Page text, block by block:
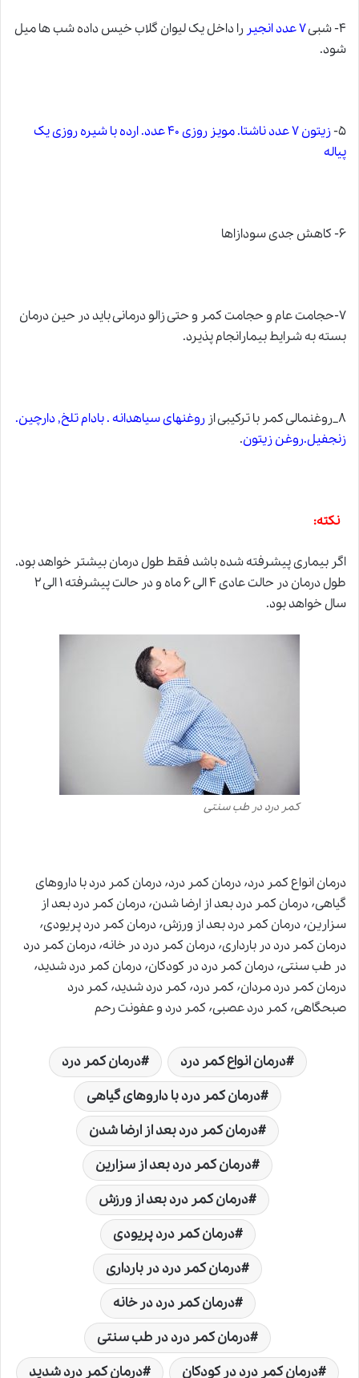
۴- شبی ۷ عدد انجیر
را داخل یک لیوان گلاب خیس داده شب ها میل
شود.
۵-
زیتون ۷ عدد ناشتا. مویز روزی ۴۰ عدد. ارده با شیره روزی یک
پیاله
۶- کاهش جدی سودازاها
۷-حجامت عام و حجامت کمر و حتی زالو درمانی باید در حین درمان
بسته به شرایط بیمارانجام پذیرد.
۸_روغنمالی کمر با ترکیبی از
روغنهای سیاهدانه . بادام تلخ, دارچین.
زنجفیل.روغن زیتون.
نکته:
اگر بیماری پیشرفته شده باشد فقط طول درمان بیشتر خواهد بود.
طول درمان در حالت عادی ۴ الی ۶ ماه و در حالت پیشرفته ۱ الی ۲
سال خواهد بود.
کمر درد در طب سنتی
درمان انواع کمر درد٬ درمان کمر درد٬ درمان کمر درد با داروهای
گیاهی٬ درمان کمر درد بعد از ارضا شدن٬ درمان کمر درد بعد از
سزارین٬ درمان کمر درد بعد از ورزش٬ درمان کمر درد پریودی٬
درمان کمر درد در بارداری٬ درمان کمر درد در خانه٬ درمان کمر درد
در طب سنتی٬ درمان کمر درد در کودکان٬ درمان کمر درد شدید٬
درمان کمر درد مردان٬ کمر درد٬ کمر درد شدید٬ کمر درد
صبحگاهی٬ کمر درد عصبی٬ کمر درد و عفونت رحم
درمان انواع کمر درد
درمان کمر درد
درمان کمر درد با داروهای گیاهی
درمان کمر درد بعد از ارضا شدن
درمان کمر درد بعد از سزارین
درمان کمر درد بعد از ورزش
درمان کمر درد پریودی
درمان کمر درد در بارداری
درمان کمر درد در خانه
درمان کمر درد در طب سنتی
درمان کمر درد در کودکان
درمان کمر درد شدید